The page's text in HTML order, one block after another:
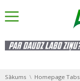
You are here:
Sākums Homepage Tabs